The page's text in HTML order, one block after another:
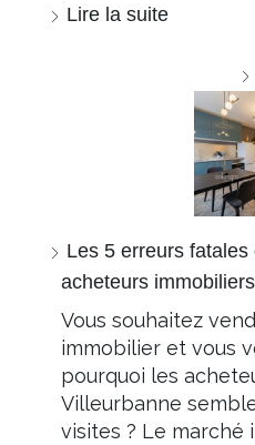
Lire la suite
Les 5 erreurs
acheteurs
Vous souhaitez
immobilier et vous
pourquoi les
Villeurbanne
visites ? Le marché